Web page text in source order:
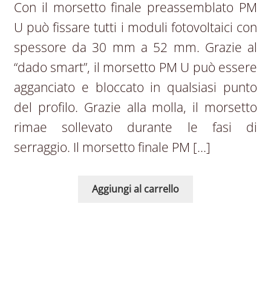
Con il morsetto finale preassemblato PM
U può fissare tutti i moduli fotovoltaici con
spessore da 30 mm a 52 mm. Grazie al
“dado smart”, il morsetto PM U può essere
agganciato e bloccato in qualsiasi punto
del profilo. Grazie alla molla, il morsetto
rimae sollevato durante le fasi di
serraggio. Il morsetto finale PM […]
Aggiungi al carrello